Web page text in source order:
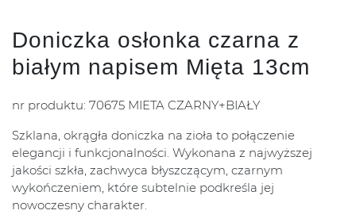
Doniczka osłonka czarna z
białym napisem Mięta 13cm
nr produktu: 70675 MIETA CZARNY+BIAŁY
Szklana, okrągła doniczka na zioła to połączenie
elegancji i funkcjonalności. Wykonana z najwyższej
jakości szkła, zachwyca błyszczącym, czarnym
wykończeniem, które subtelnie podkreśla jej
nowoczesny charakter.